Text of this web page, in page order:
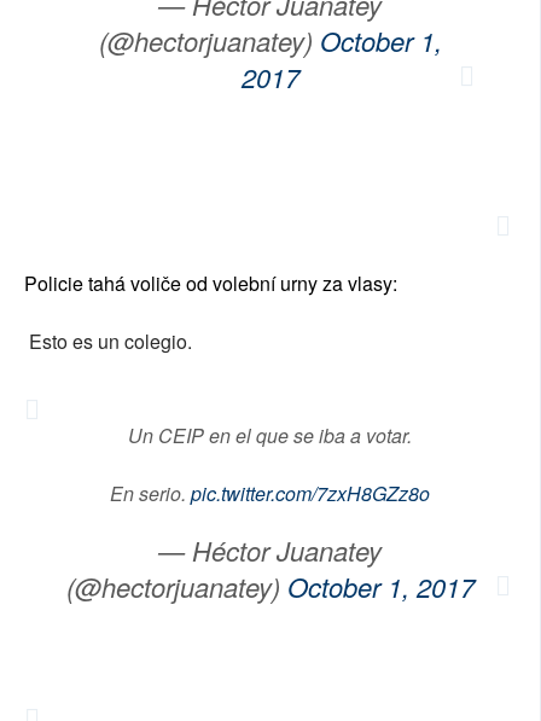
(@hectorjuanatey) October 1,
2017
Policie tahá voliče od volební urny za vlasy:
Esto es un colegio.
Un CEIP en el que se iba a votar.
En serio. pic.twitter.com/7zxH8GZz8o
— Héctor Juanatey
(@hectorjuanatey) October 1, 2017